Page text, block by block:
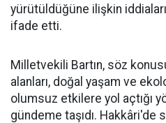
yürütüldüğüne ilişkin
ifade etti.
Milletvekili Bartın, söz
alanları, doğal yaşam ve
olumsuz etkilere yol açtığı
gündeme taşıdı. Hakkâri'de